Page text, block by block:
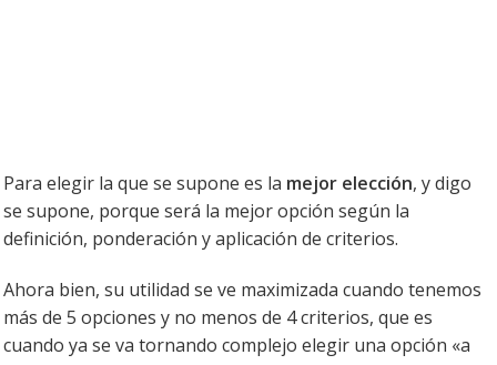
Para elegir la que se supone es la mejor elección, y digo
se supone, porque será la mejor opción según la
definición, ponderación y aplicación de criterios.
Ahora bien, su utilidad se ve maximizada cuando tenemos
más de 5 opciones y no menos de 4 criterios, que es
cuando ya se va tornando complejo elegir una opción «a